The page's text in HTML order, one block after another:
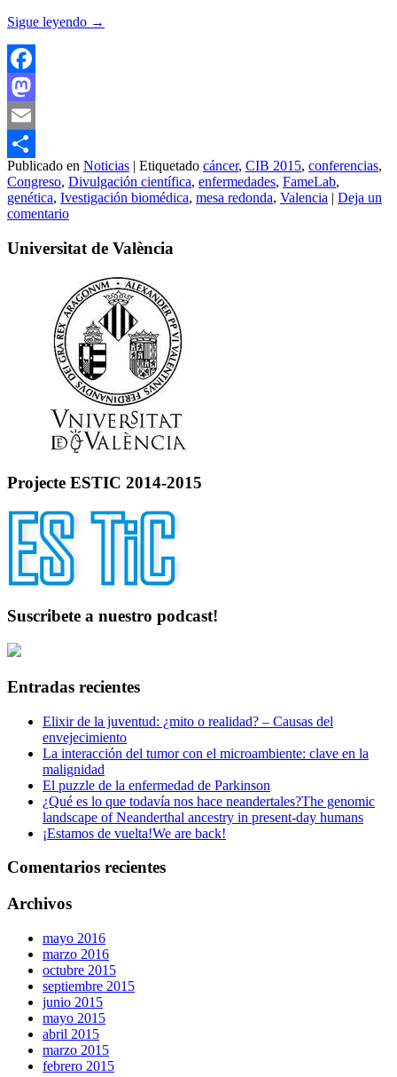
Sigue leyendo →
Facebook
Mastodon
Email
Compartir
Publicado en Noticias | Etiquetado cáncer, CIB 2015, conferencias,
Congreso, Divulgación científica, enfermedades, FameLab,
genética, Ivestigación biomédica, mesa redonda, Valencia | Deja un
comentario
Universitat de València
Projecte ESTIC 2014-2015
Suscribete a nuestro podcast!
Entradas recientes
Elixir de la juventud: ¿mito o realidad? – Causas del
envejecimiento
La interacción del tumor con el microambiente: clave en la
malignidad
El puzzle de la enfermedad de Parkinson
¿Qué es lo que todavía nos hace neandertales?The genomic
landscape of Neanderthal ancestry in present-day humans
¡Estamos de vuelta!We are back!
Comentarios recientes
Archivos
mayo 2016
marzo 2016
octubre 2015
septiembre 2015
junio 2015
mayo 2015
abril 2015
marzo 2015
febrero 2015